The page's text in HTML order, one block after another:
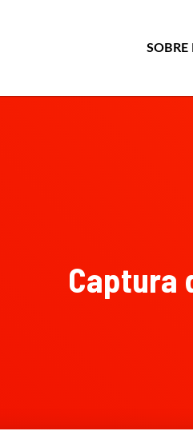
SOBRE
Captura